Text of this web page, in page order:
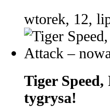
wtorek, 12,
Tiger
tygrysa!